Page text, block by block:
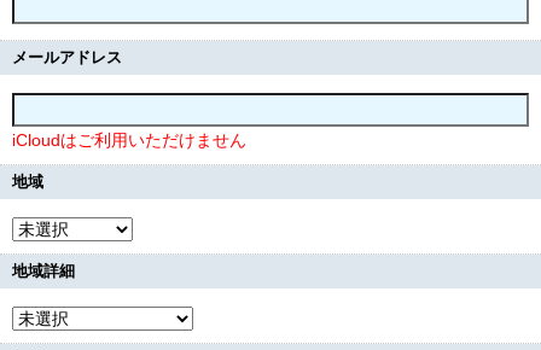
メールアドレス
iCloudはご利用いただけません
地域
地域詳細